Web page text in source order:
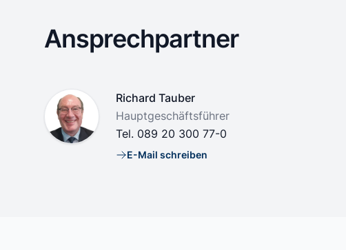
Ansprechpartner
Name
Richard Tauber
Position
Hauptgeschäftsführer
Tel. 089 20 300 77-0
E-Mail
E-Mail schreiben